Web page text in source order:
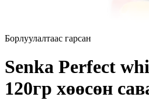
Борлуулалтаас гарсан
Senka Perfect
120гр хөөсөн